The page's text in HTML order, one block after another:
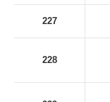
227
228